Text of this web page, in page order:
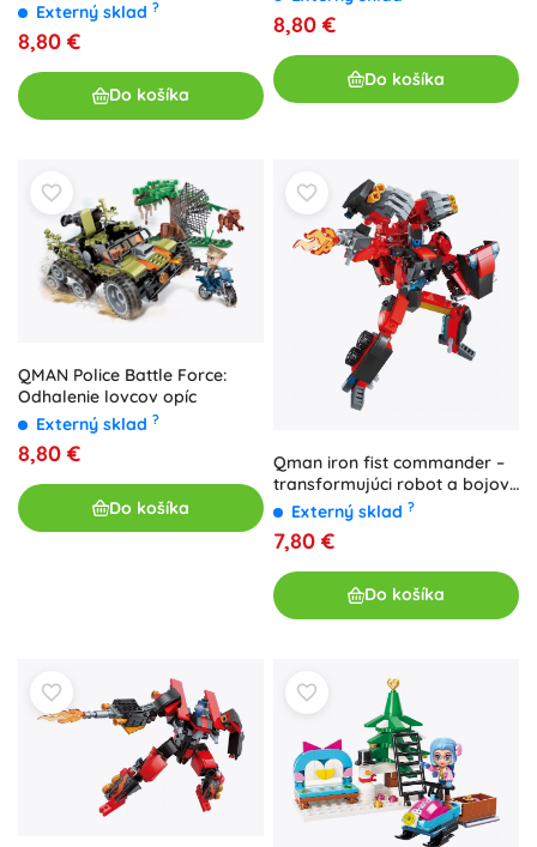
Soldier
Externý sklad ?
8,80 €
Do košíka
8,80 €
Do košíka
QMAN Police Battle Force:
Odhalenie lovcov opíc
Externý sklad ?
8,80 €
Do košíka
Qman iron fist commander –
transformujúci robot a bojové
vozidlo, 333 dielikov
Externý sklad ?
7,80 €
Do košíka